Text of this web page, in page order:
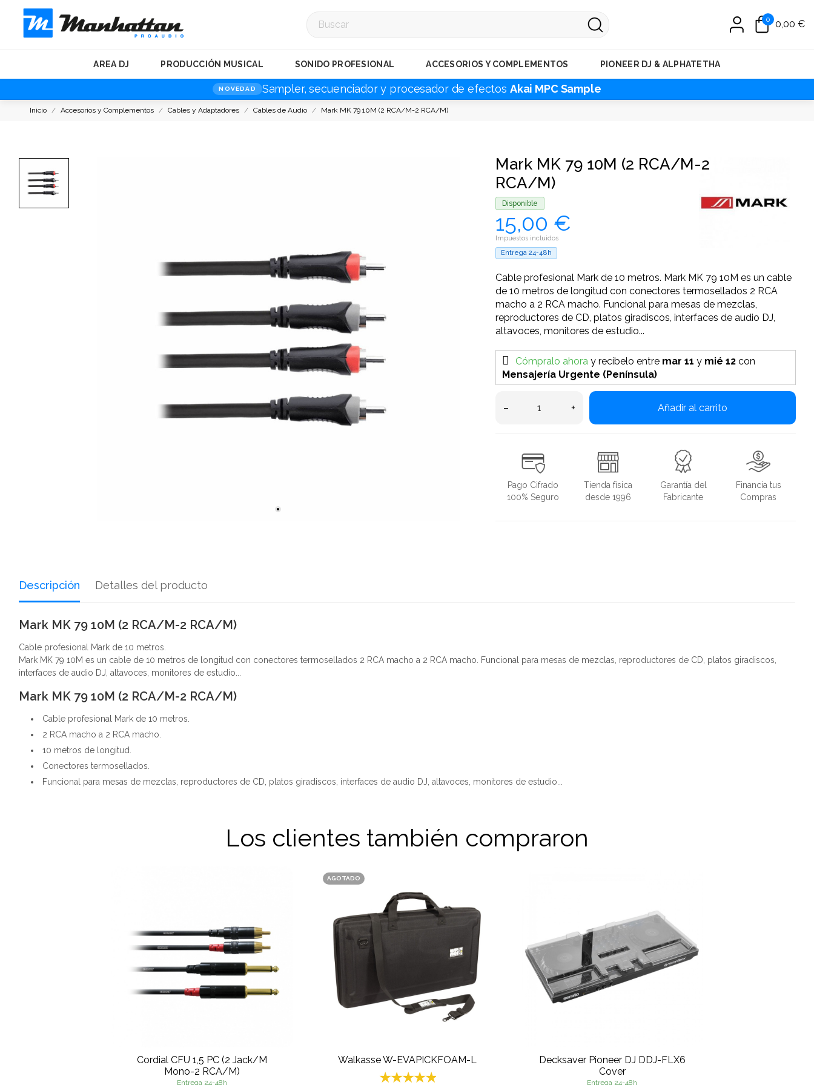
NOVEDAD Sampler, secuenciador y procesador de efectos Akai MPC Sample
0 0,00 €
AREA DJ PRODUCCIÓN MUSICAL SONIDO PROFESIONAL ACCESORIOS Y COMPLEMENTOS PIONEER DJ & ALPHATETHA
Inicio Accesorios y Complementos Cables y Adaptadores Cables de Audio Mark MK 79 10M (2 RCA/M-2 RCA/M)
Mark MK 79 10M (2 RCA/M-2
RCA/M)
Disponible
15,00 €
Impuestos incluidos
Entrega 24-48h
Cable profesional Mark de 10 metros. Mark MK 79 10M es un cable
de 10 metros de longitud con conectores termosellados 2 RCA
macho a 2 RCA macho. Funcional para mesas de mezclas,
reproductores de CD, platos giradiscos, interfaces de audio DJ,
altavoces, monitores de estudio...
Cómpralo ahoray recíbeloentre mar 11 y mié 12 con
Mensajería Urgente (Península)
– + Añadir al carrito
Pago Cifrado
100% Seguro
Tienda física
desde 1996
Garantía del
Fabricante
Financia tus
Compras
Descripción Detalles del producto
Mark MK 79 10M (2 RCA/M-2 RCA/M)
Cable profesional Mark de 10 metros.
Mark MK 79 10M es un cable de 10 metros de longitud con conectores termosellados 2 RCA macho a 2 RCA macho. Funcional para mesas de mezclas, reproductores de CD, platos giradiscos,
interfaces de audio DJ, altavoces, monitores de estudio...
Mark MK 79 10M (2 RCA/M-2 RCA/M)
Cable profesional Mark de 10 metros.
2 RCA macho a 2 RCA macho.
10 metros de longitud.
Conectores termosellados.
Funcional para mesas de mezclas, reproductores de CD, platos giradiscos, interfaces de audio DJ, altavoces, monitores de estudio...
Los clientes también compraron
Cordial CFU 1,5 PC (2 Jack/M
Mono-2 RCA/M)
Entrega 24-48h
AGOTADO
Walkasse W-EVAPICKFOAM-L
Decksaver Pioneer DJ DDJ-FLX6
Cover
Entrega 24-48h